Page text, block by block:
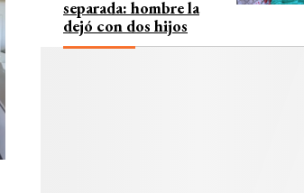
separada: hombre la
dejó con dos hijos